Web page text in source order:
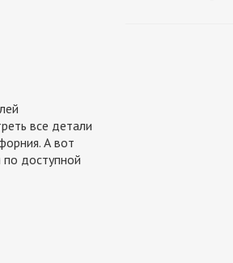
все детали
А вот
доступной